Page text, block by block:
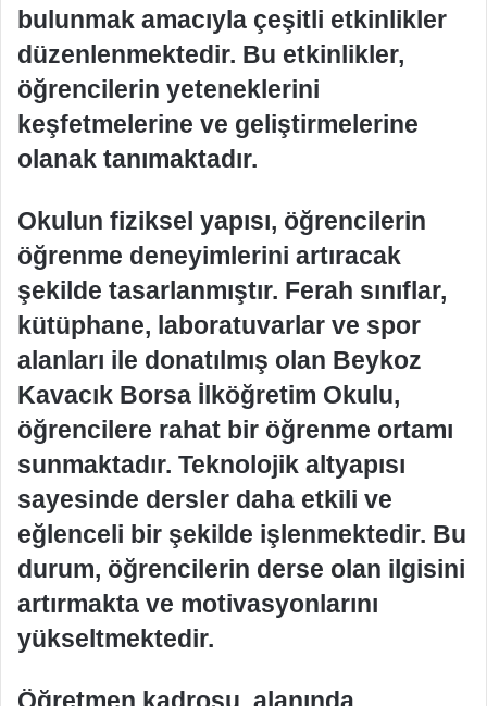
bulunmak amacıyla çeşitli etkinlikler
düzenlenmektedir. Bu etkinlikler,
öğrencilerin yeteneklerini
keşfetmelerine ve geliştirmelerine
olanak tanımaktadır.
Okulun fiziksel yapısı, öğrencilerin
öğrenme deneyimlerini artıracak
şekilde tasarlanmıştır. Ferah sınıflar,
kütüphane, laboratuvarlar ve spor
alanları ile donatılmış olan Beykoz
Kavacık Borsa İlköğretim Okulu,
öğrencilere rahat bir öğrenme ortamı
sunmaktadır. Teknolojik altyapısı
sayesinde dersler daha etkili ve
eğlenceli bir şekilde işlenmektedir. Bu
durum, öğrencilerin derse olan ilgisini
artırmakta ve motivasyonlarını
yükseltmektedir.
Öğretmen kadrosu, alanında